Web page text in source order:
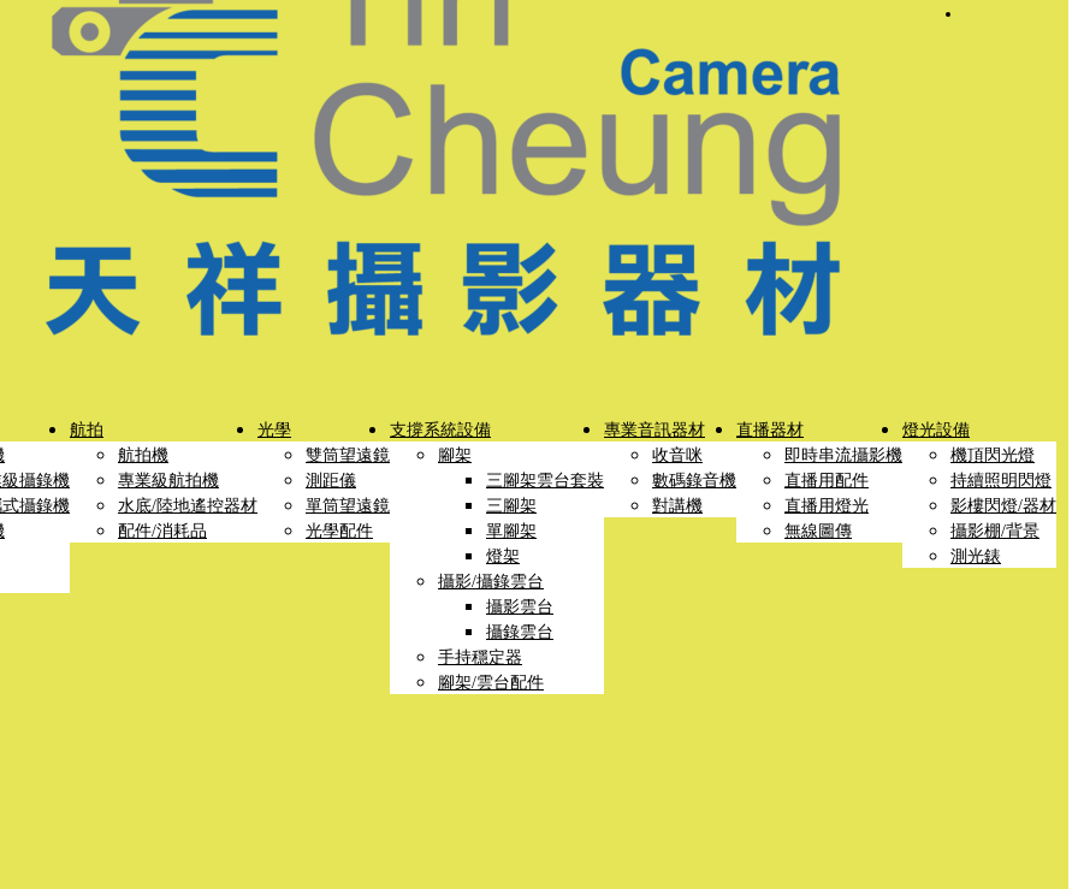
攝錄機
攝錄機
航拍
航拍機
專業級航拍機
水底/陸地遙控器材
配件/消耗品
光學
雙筒望遠鏡
測距儀
單筒望遠鏡
光學配件
支撐系統設備
腳架
三腳架雲台套裝
三腳架
單腳架
燈架
攝影/攝錄雲台
攝影雲台
攝錄雲台
手持穩定器
腳架/雲台配件
專業音訊器材
收音咪
數碼錄音機
對講機
直播器材
即時串流攝影機
直播用配件
直播用燈光
無線圖傳
燈光設備
機頂閃光燈
持續照明閃燈
影樓閃燈/器材
攝影棚/背景
測光錶